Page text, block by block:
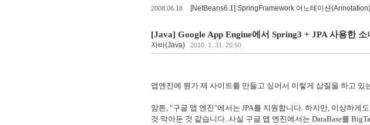
2008.06.18 [NetBeans6.1] SpringFramework 어노테이션
[Java] Google App Engine에서 Spring3 + JPA 사용한 소
자바(Java) 2010. 1. 31. 20:50
앱엔진에 뭔가 제 사이트를 만들고 싶어서 이렇게 삽질을 하고 있
암튼, "구글 앱 엔진"에서는 JPA를 지원합니다. 하지만, 이상하게
것 막아둔 것 같습니다. 사실 구글 앱 엔진에서는 DataBase를